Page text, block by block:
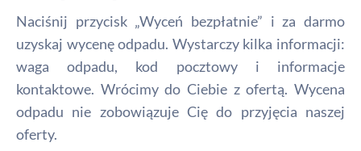
Naciśnij przycisk „Wyceń bezpłatnie” i za darmo
uzyskaj wycenę odpadu. Wystarczy kilka informacji:
waga odpadu, kod pocztowy i informacje
kontaktowe. Wrócimy do Ciebie z ofertą. Wycena
odpadu nie zobowiązuje Cię do przyjęcia naszej
oferty.